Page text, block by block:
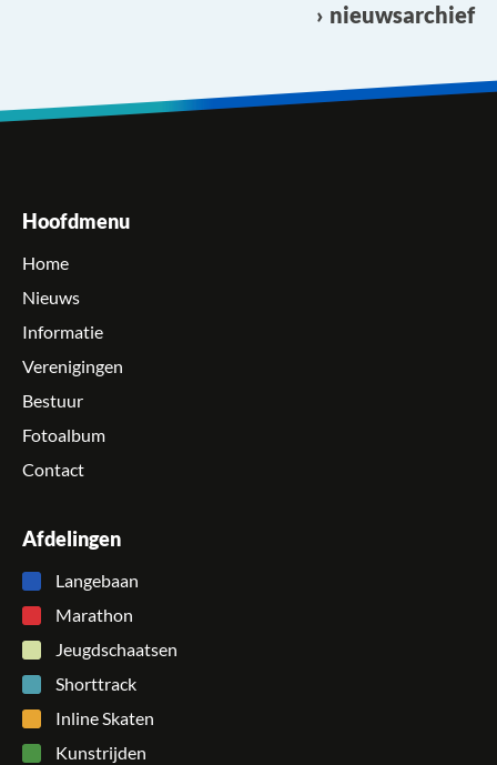
nieuwsarchief
Hoofdmenu
Home
Nieuws
Informatie
Verenigingen
Bestuur
Fotoalbum
Contact
Afdelingen
Langebaan
Marathon
Jeugdschaatsen
Shorttrack
Inline Skaten
Kunstrijden